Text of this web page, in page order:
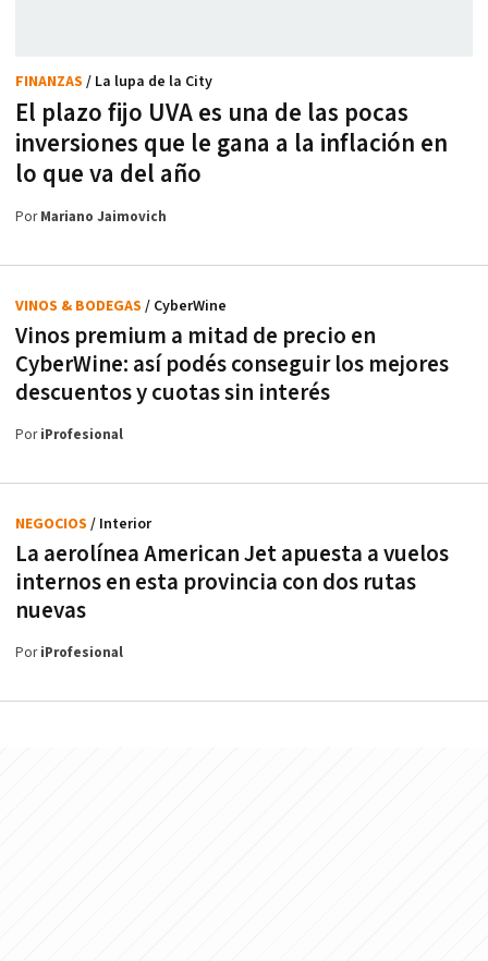
El plazo fijo UVA es una de las pocas
inversiones que le gana a la inflación en
lo que va del año
FINANZAS / La lupa de la City
PorMariano Jaimovich
Vinos premium a mitad de precio en
CyberWine: así podés conseguir los mejores
descuentos y cuotas sin interés
VINOS & BODEGAS / CyberWine
PoriProfesional
La aerolínea American Jet apuesta a vuelos
internos en esta provincia con dos rutas
nuevas
NEGOCIOS / Interior
PoriProfesional